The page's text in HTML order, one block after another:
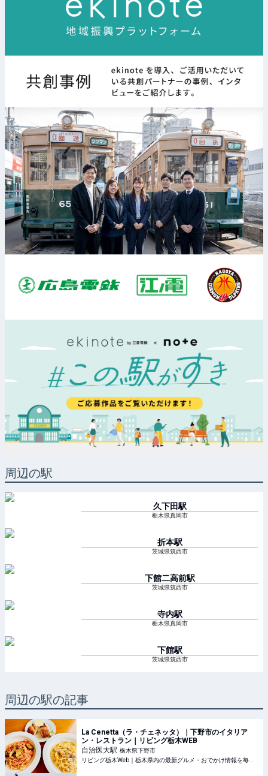
周辺の駅
久下田駅
栃木県真岡市
折本駅
茨城県筑西市
下館二高前駅
茨城県筑西市
寺内駅
栃木県真岡市
下館駅
茨城県筑西市
周辺の駅の記事
La Cenetta（ラ・チェネッタ）｜下野市のイタリア
ン・レストラン｜リビング栃木WEB
自治医大駅 栃木県下野市